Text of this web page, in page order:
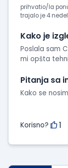
prihvatio/la
trajalo je 4
Kako je
Poslala sam
mi opšta
Pitanja sa
Kako se
Korisno? 1